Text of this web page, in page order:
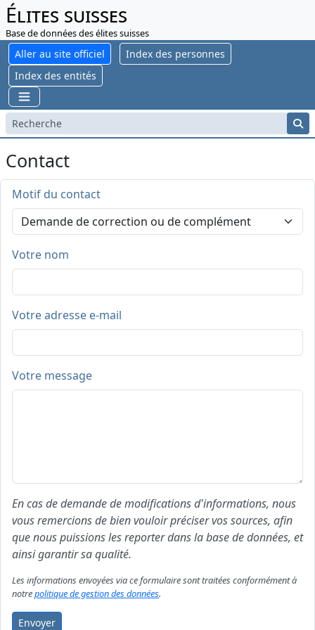
Élites suisses
Base de données des élites suisses
Aller au site officiel
Index des personnes
Index des entités
Contact
Motif du contact
Votre nom
Votre adresse e-mail
Votre message
En cas de demande de modifications d'informations, nous
vous remercions de bien vouloir préciser vos sources, afin
que nous puissions les reporter dans la base de données, et
ainsi garantir sa qualité.
Les informations envoyées via ce formulaire sont traitées conformément à
notrepolitique de gestion des données.
Envoyer